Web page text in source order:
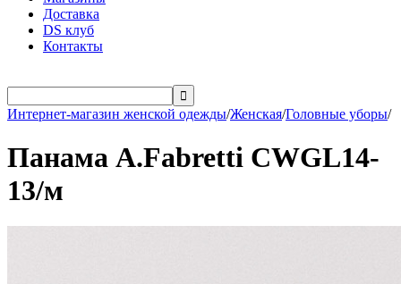
Доставка
DS клуб
Контакты

Интернет-магазин женской одежды/Женская/Головные уборы/
Панама A.Fabretti СWGL14-
13/м